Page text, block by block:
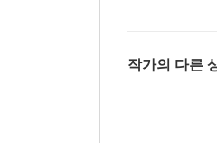
작가의 다른